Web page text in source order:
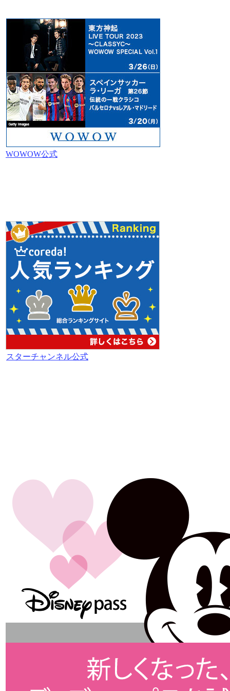
WOWOW公式
スターチャンネル公式